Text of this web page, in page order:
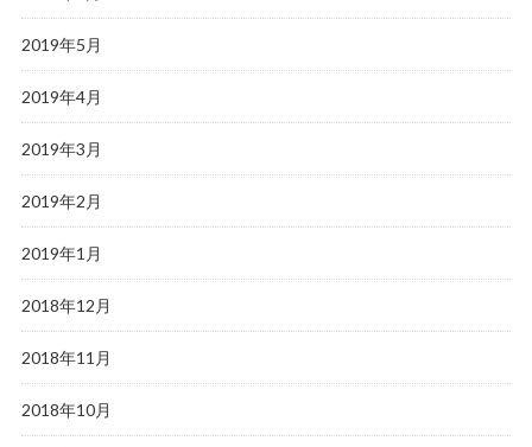
2019年5月
2019年4月
2019年3月
2019年2月
2019年1月
2018年12月
2018年11月
2018年10月